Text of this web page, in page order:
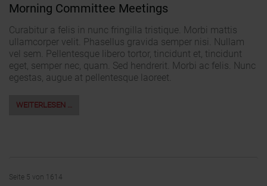
Morning Committee Meetings
Curabitur a felis in nunc fringilla tristique. Morbi mattis
ullamcorper velit. Phasellus gravida semper nisi. Nullam
vel sem. Pellentesque libero tortor, tincidunt et, tincidunt
eget, semper nec, quam. Sed hendrerit. Morbi ac felis. Nunc
egestas, augue at pellentesque laoreet.
WEITERLESEN …
Seite 5 von 1614